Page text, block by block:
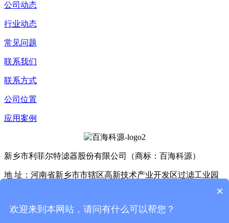
公司动态
行业动态
常见问题
联系我们
联系方式
公司位置
应用案例
新乡市利菲尔特滤器股份有限公司（商标：百海科源）
地 址：河南省新乡市市辖区高新技术产业开发区过滤工业园
Copyright © 2025 利菲尔特（商标：百海科源） 版权所有
ICP备11005909号-24
×
欢迎来到本网站，请问有什么可以帮您？